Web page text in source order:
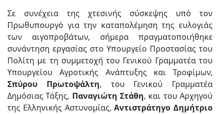
Σε συνέχεια της χτεσινής σύσκεψης υπό τον
Πρωθυπουργό για την καταπολέμηση της ευλογιάς
των αιγοπροβάτων, σήμερα πραγματοποιήθηκε
συνάντηση εργασίας στο Υπουργείο Προστασίας του
Πολίτη με τη συμμετοχή του Γενικού Γραμματέα του
Υπουργείου Αγροτικής Ανάπτυξης και Τροφίμων,
Σπύρου Πρωτοψάλτη, του Γενικού Γραμματέα
Δημόσιας Τάξης, Παναγιώτη Στάθη, και του Αρχηγού
της Ελληνικής Αστυνομίας,Αντιστράτηγο Δημήτριο